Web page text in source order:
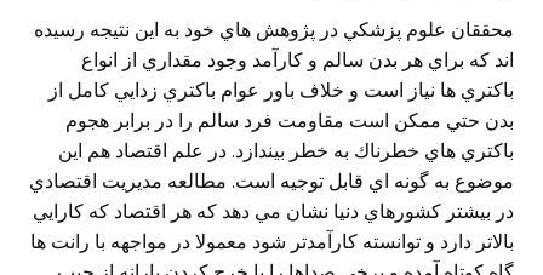
محققان علوم پزشكي در پژوهش هاي خود به اين نتيجه رسيده
اند كه براي هر بدن سالم و كارآمد وجود مقداري از انواع
باكتري ها نياز است و خلاف باور عوام باكتري زدايي كامل از
بدن حتي ممكن است مقاومت فرد سالم را در برابر هجوم
باكتري هاي خطرناك به خطر بيندازد. در علم اقتصاد هم اين
موضوع به گونه اي قابل توجيه است. مطالعه مديريت اقتصادي
در بيشتر كشورهاي دنيا نشان مي دهد كه هر اقتصاد كه كارايي
بالاتر دارد و توانسته كارآمدتر شود معمولا در مواجهه با رانت ها